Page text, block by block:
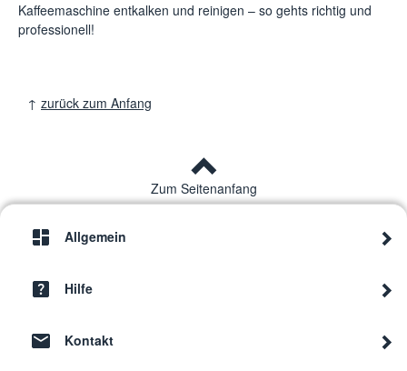
Kaffeemaschine entkalken und reinigen – so gehts richtig und
professionell!
↑ zurück zum Anfang
Zum Seitenanfang
Allgemein
Hilfe
Kontakt